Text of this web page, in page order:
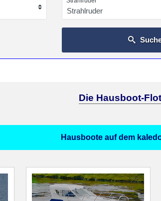
Die Hausboot-
Hausboote auf dem